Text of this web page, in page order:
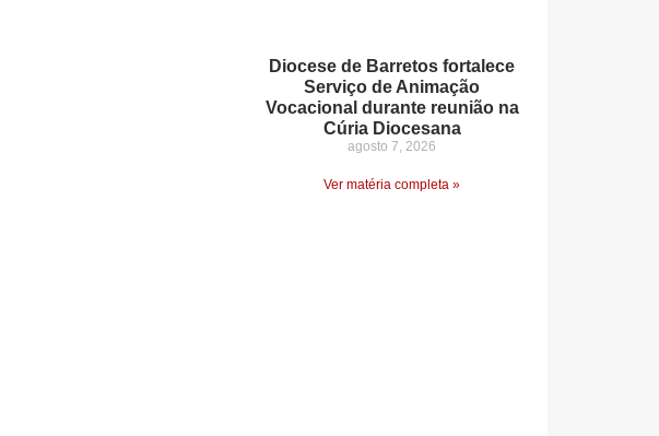
Diocese de Barretos fortalece
Serviço de Animação
Vocacional durante reunião na
Cúria Diocesana
agosto 7, 2026
Ver matéria completa »